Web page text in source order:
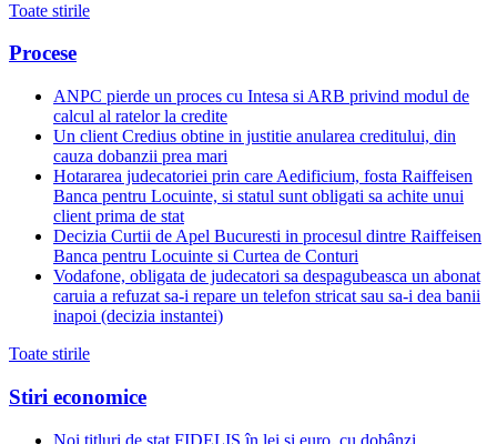
Toate stirile
Procese
ANPC pierde un proces cu Intesa si ARB privind modul de
calcul al ratelor la credite
Un client Credius obtine in justitie anularea creditului, din
cauza dobanzii prea mari
Hotararea judecatoriei prin care Aedificium, fosta Raiffeisen
Banca pentru Locuinte, si statul sunt obligati sa achite unui
client prima de stat
Decizia Curtii de Apel Bucuresti in procesul dintre Raiffeisen
Banca pentru Locuinte si Curtea de Conturi
Vodafone, obligata de judecatori sa despagubeasca un abonat
caruia a refuzat sa-i repare un telefon stricat sau sa-i dea banii
inapoi (decizia instantei)
Toate stirile
Stiri economice
Noi titluri de stat FIDELIS în lei și euro, cu dobânzi